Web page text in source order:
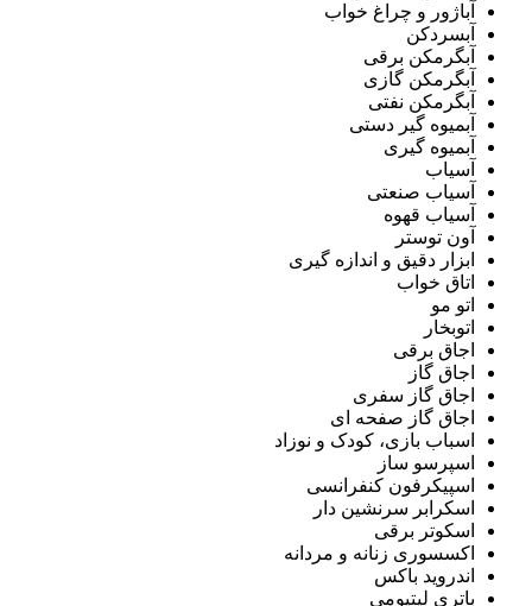
آباژور و چراغ خواب
آبسردکن
آبگرمکن برقی
آبگرمکن گازی
آبگرمکن نفتی
آبمیوه گیر دستی
آبمیوه گیری
آسیاب
آسیاب صنعتی
آسیاب قهوه
آون توستر
ابزار دقیق و اندازه گیری
اتاق خواب
اتو مو
اتوبخار
اجاق برقی
اجاق گاز
اجاق گاز سفری
اجاق گاز صفحه ای
اسباب بازی، کودک و نوزاد
اسپرسو ساز
اسپیکرفون کنفرانسی
اسکرابر سرنشین دار
اسکوتر برقی
اکسسوری زنانه و مردانه
اندروید باکس
باتری لیتیومی